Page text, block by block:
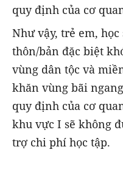
quy định của cơ
Như vậy, trẻ em,
thôn/bản đặc biệt
vùng dân tộc và
khăn vùng bãi
quy định của cơ
khu vực I sẽ không
trợ chi phí học tập.